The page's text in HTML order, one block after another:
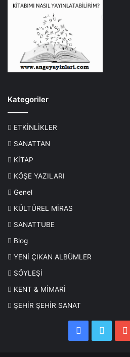
Kategoriler
ETKİNLİKLER
SANATTAN
KİTAP
KÖŞE YAZILARI
Genel
KÜLTÜREL MİRAS
SANATTUBE
Blog
YENİ ÇIKAN ALBÜMLER
SÖYLEŞİ
KENT & MİMARİ
ŞEHİR ŞEHİR SANAT
Facebook
Twitter